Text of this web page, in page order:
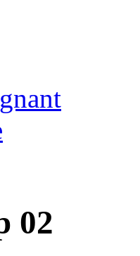
02